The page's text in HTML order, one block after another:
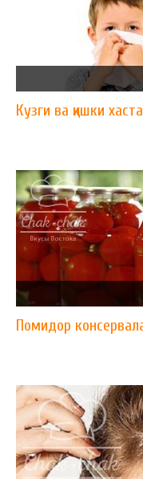
Кузги ва қишки
Помидор